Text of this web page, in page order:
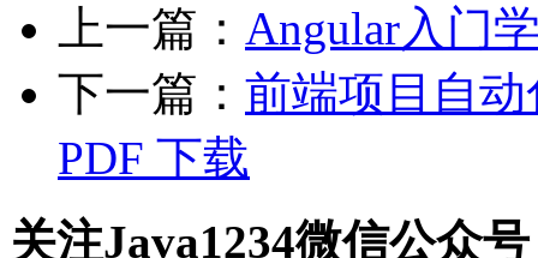
上一篇： Angular入门
下一篇： 前端项目自
PDF 下载
关注Java1234微信公众号